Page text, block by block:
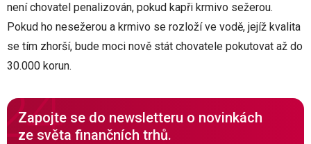
není chovatel penalizován, pokud kapři krmivo sežerou.
Pokud ho nesežerou a krmivo se rozloží ve vodě, jejíž kvalita
se tím zhorší, bude moci nově stát chovatele pokutovat až do
30.000 korun.
Zapojte se do newsletteru o novinkách
ze světa finančních trhů.